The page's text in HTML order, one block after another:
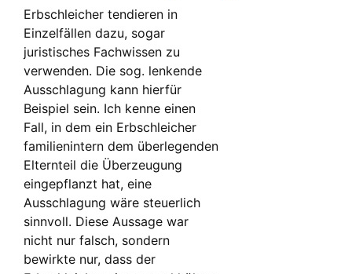
Erbschleicher tendieren in
Einzelfällen dazu, sogar
juristisches Fachwissen zu
verwenden. Die sog. lenkende
Ausschlagung kann hierfür
Beispiel sein. Ich kenne einen
Fall, in dem ein Erbschleicher
familienintern dem überlegenden
Elternteil die Überzeugung
eingepflanzt hat, eine
Ausschlagung wäre steuerlich
sinnvoll. Diese Aussage war
nicht nur falsch, sondern
bewirkte nur, dass der